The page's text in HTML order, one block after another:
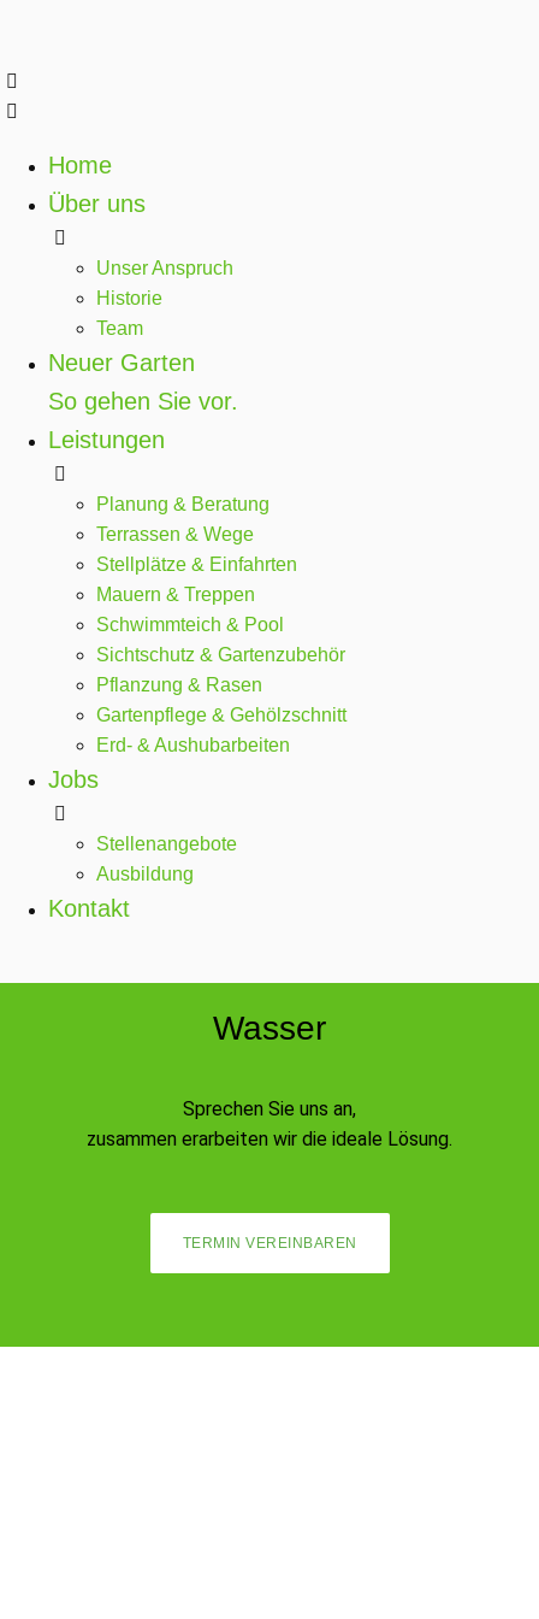
Home
Über uns
Unser Anspruch
Historie
Team
Neuer Garten
So gehen Sie vor.
Leistungen
Planung & Beratung
Terrassen & Wege
Stellplätze & Einfahrten
Mauern & Treppen
Schwimmteich & Pool
Sichtschutz & Gartenzubehör
Pflanzung & Rasen
Gartenpflege & Gehölzschnitt
Erd- & Aushubarbeiten
Jobs
Stellenangebote
Ausbildung
Kontakt
Wasser
Sprechen Sie uns an,
zusammen erarbeiten wir die ideale Lösung.
TERMIN VEREINBAREN